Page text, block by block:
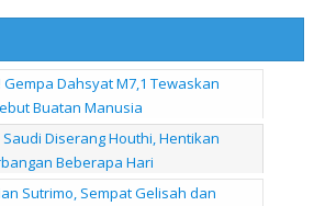
Gempa Dahsyat M7,1 Tewaskan
Buatan Manusia
Diserang Houthi, Hentikan
Beberapa Hari
Sutrimo, Sempat Gelisah dan